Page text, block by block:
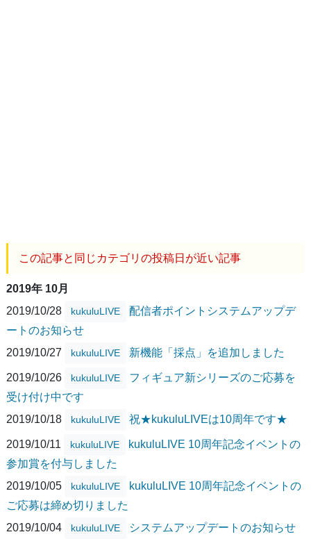
この記事と同じカテゴリの投稿日が近い記事
2019年 10月
2019/10/28
kukuluLIVE
配信者ポイントシステムアップデ
ートのお知らせ
2019/10/27
kukuluLIVE 新機能「採点」を追加しました
2019/10/26 kukuluLIVE
フィギュア新シリーズのご応募を
受け付け中です
2019/10/18
kukuluLIVE 祝★kukuluLIVEは10周年です★
2019/10/11 kukuluLIVE
kukuluLIVE 10周年記念イベントの
参加賞を付与しました
2019/10/05
kukuluLIVE
kukuluLIVE 10周年記念イベントの
ご応募は締め切りました
2019/10/04
kukuluLIVE システムアップデートのお知らせ